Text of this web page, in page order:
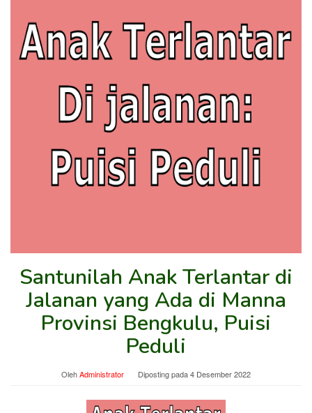
Santunilah Anak Terlantar di
Jalanan yang Ada di Manna
Provinsi Bengkulu, Puisi
Peduli
OlehAdministrator Diposting pada4 Desember 2022